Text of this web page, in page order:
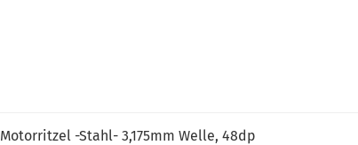
Motorritzel -Stahl- 3,175mm Welle, 48dp